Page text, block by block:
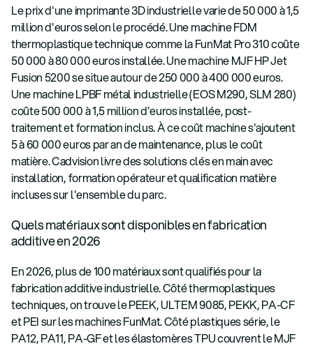
Le prix d'une imprimante 3D industrielle varie de 50 000 à 1,5
million d'euros selon le procédé. Une machine FDM
thermoplastique technique comme la FunMat Pro 310 coûte
50 000 à 80 000 euros installée. Une machine MJF HP Jet
Fusion 5200 se situe autour de 250 000 à 400 000 euros.
Une machine LPBF métal industrielle (EOS M290, SLM 280)
coûte 500 000 à 1,5 million d'euros installée, post-
traitement et formation inclus. À ce coût machine s'ajoutent
5 à 60 000 euros par an de maintenance, plus le coût
matière. Cadvision livre des solutions clés en main avec
installation, formation opérateur et qualification matière
incluses sur l'ensemble du parc.
Quels matériaux sont disponibles en fabrication
additive en 2026
En 2026, plus de 100 matériaux sont qualifiés pour la
fabrication additive industrielle. Côté thermoplastiques
techniques, on trouve le PEEK, ULTEM 9085, PEKK, PA-CF
et PEI sur les machines FunMat. Côté plastiques série, le
PA12, PA11, PA-GF et les élastomères TPU couvrent le MJF